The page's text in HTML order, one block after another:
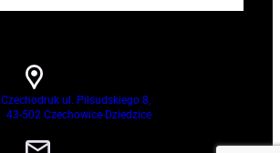
Czechodruk ul. Piłsudskiego 8,
43-502 Czechowice-Dziedzice